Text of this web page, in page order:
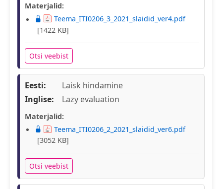
Materjalid:
Teema_ITI0206_3_2021_slaidid_ver4.pdf
[1422 KB]
Otsi veebist
Eesti:
Laisk hindamine
Inglise:
Lazy evaluation
Materjalid:
Teema_ITI0206_2_2021_slaidid_ver6.pdf
[3052 KB]
Otsi veebist